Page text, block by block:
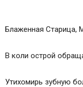
Блаженная Старица,
В коли острой
Утихомирь зубную